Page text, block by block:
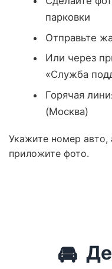
парковки
Отправьте
Или через
«Служба
Горячая
(Москва)
Укажите номер авто,
приложите фото.
🚘